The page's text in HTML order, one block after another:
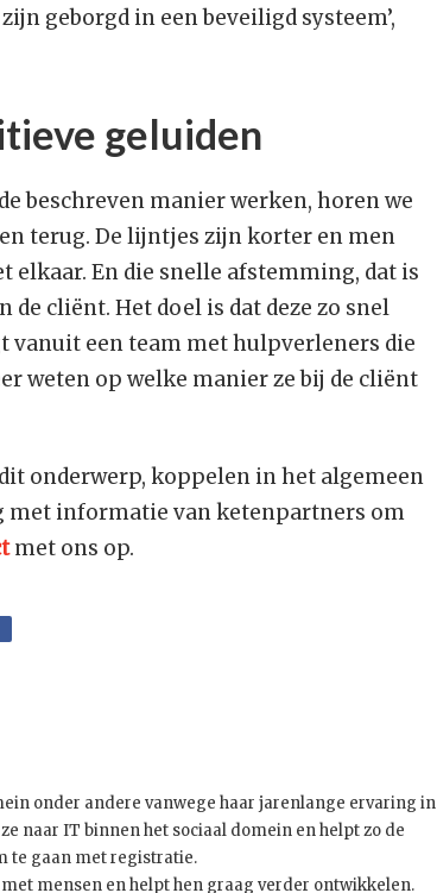
geborgd in een beveiligd systeem’,
geluiden
beschreven manier werken, horen we
terug. De lijntjes zijn korter en men
elkaar. En die snelle afstemming, dat is
cliënt. Het doel is dat deze zo snel
vanuit een team met hulpverleners die
weten op welke manier ze bij de cliënt
onderwerp, koppelen in het algemeen
met informatie van ketenpartners om
met ons op.
onder andere vanwege haar jarenlange ervaring in
naar IT binnen het sociaal domein en helpt zo de
te gaan met registratie.
mensen en helpt hen graag verder ontwikkelen.